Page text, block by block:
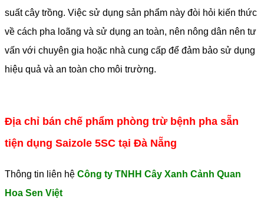
suất cây trồng. Việc sử dụng sản phẩm này đòi hỏi kiến thức
về cách pha loãng và sử dụng an toàn, nên nông dân nên tư
vấn với chuyên gia hoặc nhà cung cấp để đảm bảo sử dụng
hiệu quả và an toàn cho môi trường.
Địa chỉ bán chế phẩm phòng trừ bệnh pha sẵn
tiện dụng Saizole 5SC tại Đà Nẵng
Thông tin liên hệ Công ty TNHH Cây Xanh Cảnh Quan
Hoa Sen Việt